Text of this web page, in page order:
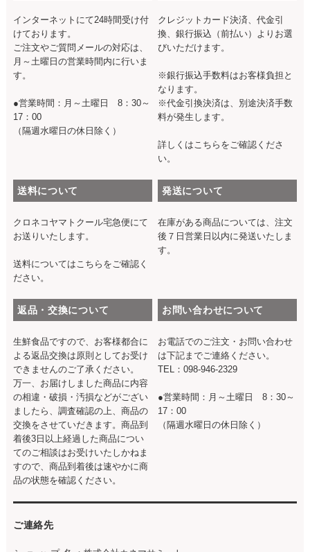
インターネットにて24時間受け付
けております。
ご注文やご質問メールの対応は、
月～土曜日の営業時間内に行いま
す。
●営業時間：月～土曜日 8：30～
17：00
（隔週水曜日の休日除く）
クレジットカード決済、代金引
換、銀行振込（前払い）よりお選
びいただけます。
※銀行振込手数料はお客様負担と
なります。
※代金引換決済は、別途決済手数
料が発生します。
詳しくはこちら をご確認くださ
い。
送料について
クロネコヤマトクール宅急便にて
お送りいたします。
送料についてはこちら をご確認く
ださい。
発送について
在庫がある商品については、注文
後７日営業日以内に発送いたしま
す。
返品・交換について
生鮮食品ですので、お客様都合に
よる返品交換は原則としてお受け
できませんのご了承ください。
万一、お届けしました商品に内容
の相違・破損・汚損などがござい
ましたら、調査確認の上、商品の
交換をさせていだきます。商品到
着後3日以上経過した商品につい
てのご相談はお受けいたしかねま
すので、商品到着後は速やかに商
品の状態を確認ください。
お問い合わせについて
お電話でのご注文・お問い合わせ
は下記までご連絡ください。
TEL：098-946-2329
●営業時間：月～土曜日 8：30～
17：00
（隔週水曜日の休日除く）
ご連絡先